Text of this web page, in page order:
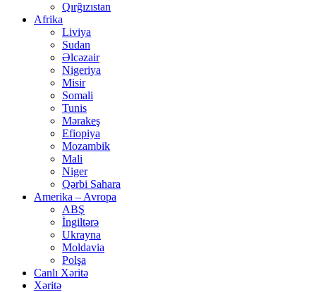
Qırğızıstan
Afrika
Liviya
Sudan
Əlcəzair
Nigeriya
Misir
Somali
Tunis
Mərakeş
Efiopiya
Mozambik
Mali
Niger
Qərbi Sahara
Amerika – Avropa
ABŞ
İngiltərə
Ukrayna
Moldavia
Polşa
Canlı Xəritə
Xəritə